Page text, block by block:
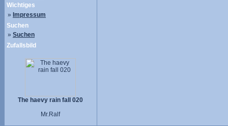
Wichtiges
» Impressum
Suchen
» Suchen
Zufallsbild
The haevy rain fall 020
Mr.Ralf